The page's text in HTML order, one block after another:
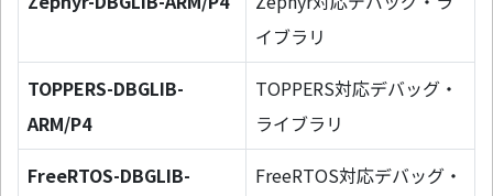
イブラリ
TOPPERS-DBGLIB-
ARM/P4
TOPPERS対応デバッグ・
ライブラリ
FreeRTOS-DBGLIB-
FreeRTOS対応デバッグ・